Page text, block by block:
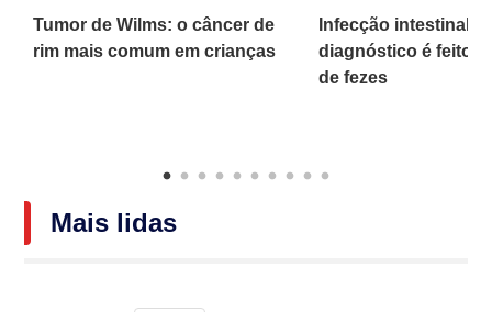
Tumor de Wilms: o câncer de
rim mais comum em crianças
Infecção intestinal
diagnóstico é feito
de fezes
Mais lidas